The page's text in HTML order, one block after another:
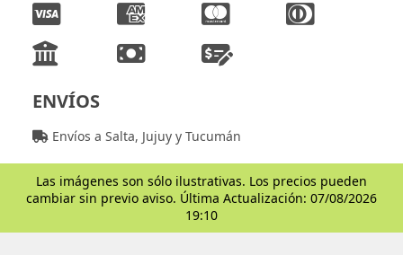
ENVÍOS
Envíos a Salta, Jujuy y Tucumán
Las imágenes son sólo ilustrativas. Los precios pueden
cambiar sin previo aviso. Última Actualización: 07/08/2026
19:10